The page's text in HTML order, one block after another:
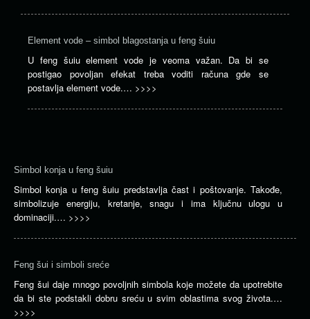
Element vode – simbol blagostanja u feng šuiu
U feng šuiu element vode je veoma važan. Da bi se
postigao povoljan efekat treba voditi računa gde se
postavlja element vode.… >>>>
Simbol konja u feng šuiu
Simbol konja u feng šuiu predstavlja čast i poštovanje. Takođe,
simbolizuje energiju, kretanje, snagu i ima ključnu ulogu u
dominaciji.… >>>>
Feng šui i simboli sreće
Feng šui daje mnogo povoljnih simbola koje možete da upotrebite
da bi ste podstakli dobru sreću u svim oblastima svog života.…
>>>>